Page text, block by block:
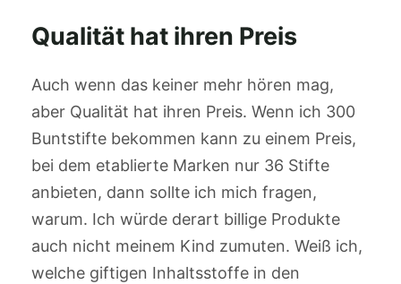
Qualität hat ihren Preis
Auch wenn das keiner mehr hören mag,
aber Qualität hat ihren Preis. Wenn ich 300
Buntstifte bekommen kann zu einem Preis,
bei dem etablierte Marken nur 36 Stifte
anbieten, dann sollte ich mich fragen,
warum. Ich würde derart billige Produkte
auch nicht meinem Kind zumuten. Weiß ich,
welche giftigen Inhaltsstoffe in den